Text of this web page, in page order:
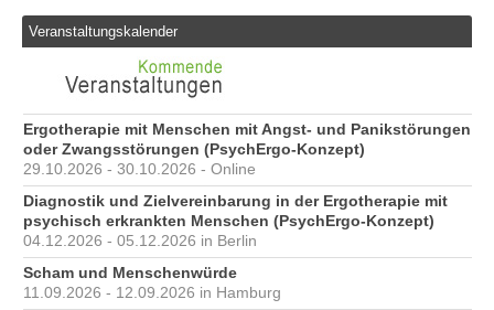
Veranstaltungskalender
Ergotherapie mit Menschen mit Angst- und Panikstörungen
oder Zwangsstörungen (PsychErgo-Konzept)
29.10.2026 - 30.10.2026 - Online
Diagnostik und Zielvereinbarung in der Ergotherapie mit
psychisch erkrankten Menschen (PsychErgo-Konzept)
04.12.2026 - 05.12.2026 in Berlin
Scham und Menschenwürde
11.09.2026 - 12.09.2026 in Hamburg